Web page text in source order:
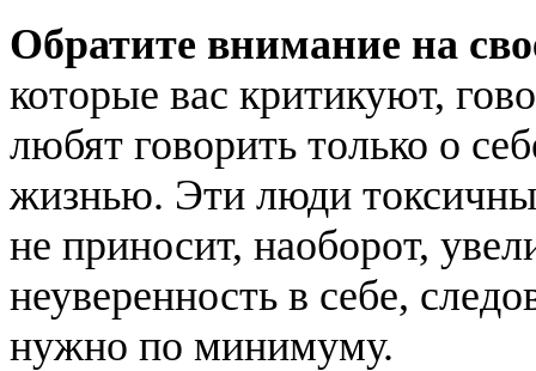
Обратите внимание на
которые вас критикуют,
любят говорить только о
жизнью. Эти люди
не приносит, наоборот,
неуверенность в себе,
нужно по минимуму.